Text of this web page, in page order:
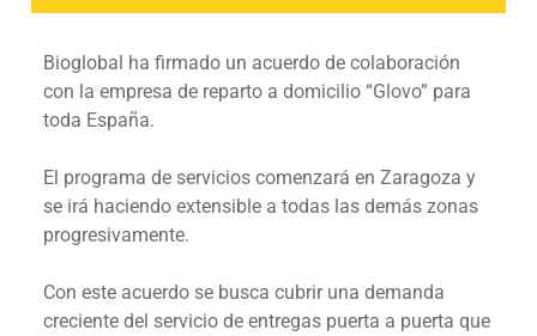
Bioglobal ha firmado un acuerdo de colaboración
con la empresa de reparto a domicilio “Glovo” para
toda España.
El programa de servicios comenzará en Zaragoza y
se irá haciendo extensible a todas las demás zonas
progresivamente.
Con este acuerdo se busca cubrir una demanda
creciente del servicio de entregas puerta a puerta que